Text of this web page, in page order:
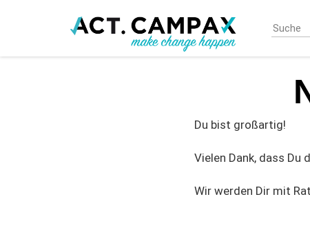
content
Du bist großartig!
Vielen Dank, dass Du
Wir werden Dir mit